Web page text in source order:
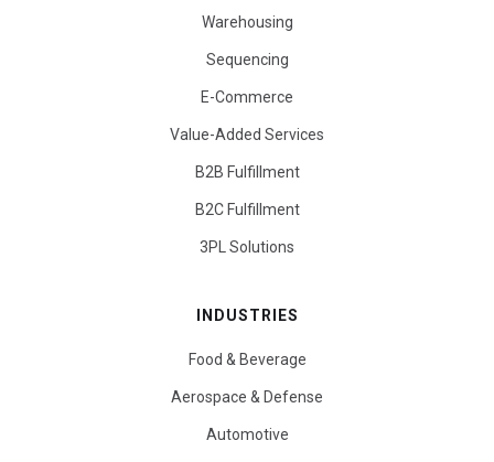
Warehousing
Sequencing
E-Commerce
Value-Added Services
B2B Fulfillment
B2C Fulfillment
3PL Solutions
INDUSTRIES
Food & Beverage
Aerospace & Defense
Automotive